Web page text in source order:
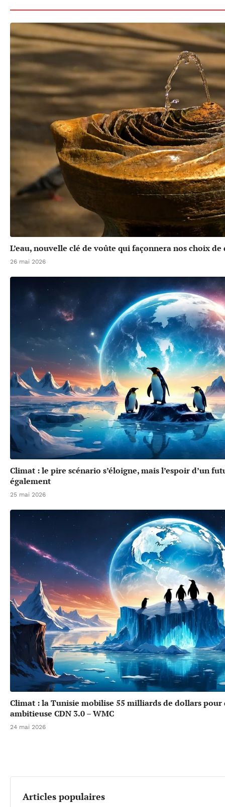
L’eau, nouvelle clé de voûte qui façonnera nos choix
26 mai 2026
Climat : le pire scénario s’éloigne, mais l’espoir d’un
également
25 mai 2026
Climat : la Tunisie mobilise 55 milliards de dollars pour
ambitieuse CDN 3.0 – WMC
24 mai 2026
Articles populaires